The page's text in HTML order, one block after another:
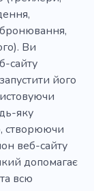
Ви
сайту
його
яку
створюючи
веб-сайту
допомагає
всю